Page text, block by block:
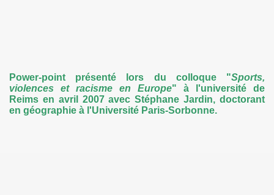
Power-point présenté lors du colloque "Sports,
violences et racisme en Europe" à l'université de
Reims en avril 2007 avec Stéphane Jardin, doctorant
en géographie à l'Université Paris-Sorbonne.
Mitrovica